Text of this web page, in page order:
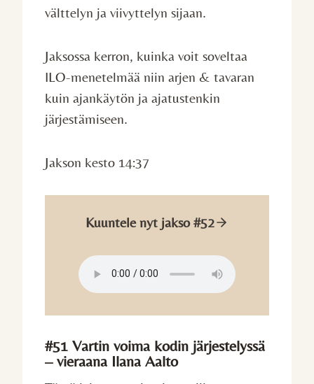
välttelyn ja viivyttelyn sijaan.
Jaksossa kerron, kuinka voit soveltaa
ILO-menetelmää niin arjen & tavaran
kuin ajankäytön ja ajatustenkin
järjestämiseen.
Jakson kesto 14:37
Kuuntele nyt jakso #52
#51 Vartin voima kodin järjestelyssä
– vieraana Ilana Aalto